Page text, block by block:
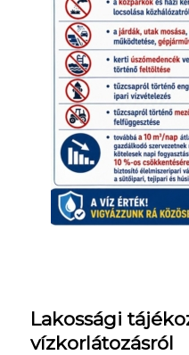
Lakossági
vízkorlátozásról